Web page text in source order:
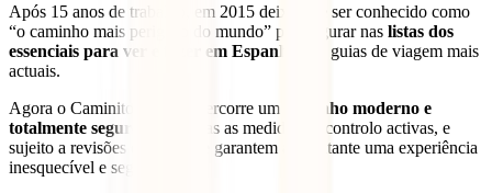
Após 15 anos de trabalho, em 2015 deixou de ser conhecido como
“o caminho mais perigoso do mundo” para figurar nas listas dos
essenciais para ver e fazer em Espanha
nos guias de viagem mais
actuais.
Agora o Caminito del Rey percorre um
caminho moderno e
totalmente seguro
, com todas as medidas de controlo activas, e
sujeito a revisões diárias, que garantem ao visitante uma experiência
inesquecível e segura.